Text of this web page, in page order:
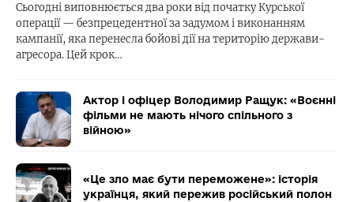
Сьогодні виповнюється два роки від початку Курської
операції — безпрецедентної за задумом і виконанням
кампанії, яка перенесла бойові дії на територію держави-
агресора. Цей крок…
Актор і офіцер Володимир Ращук: «Воєнні
фільми не мають нічого спільного з
війною»
«Це зло має бути переможене»: історія
українця, який пережив російський полон